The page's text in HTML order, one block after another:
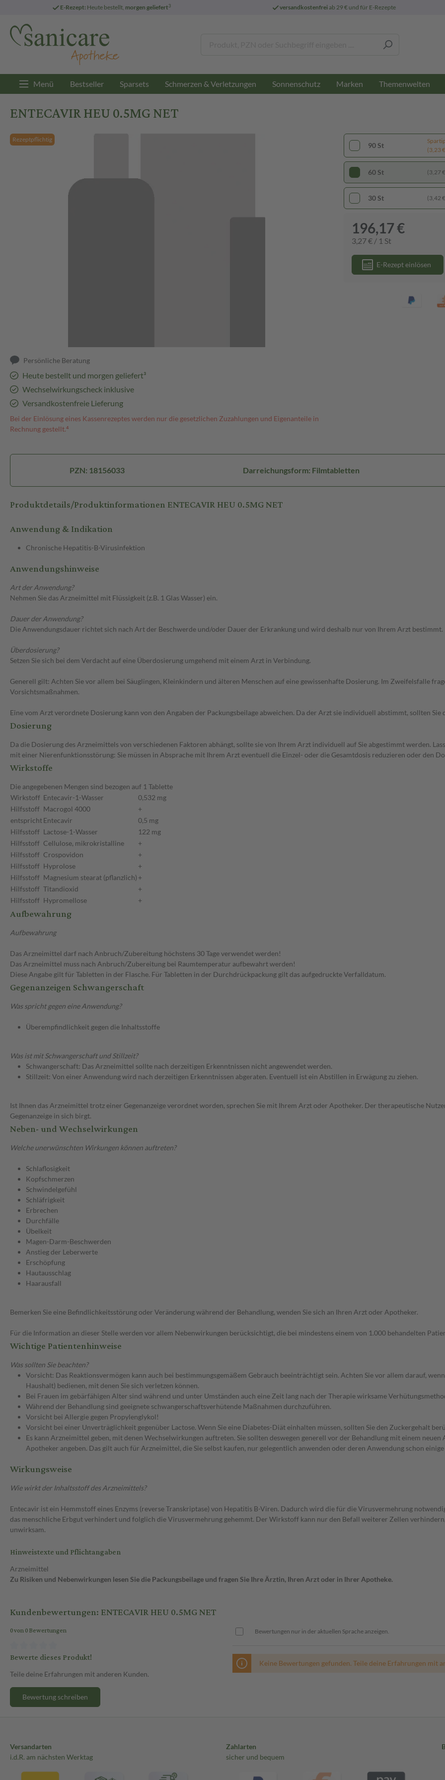
E-Rezept: Heute bestellt, morgen geliefert3 versandkostenfreiab 29 € und für E-Rezepte
Menü Bestseller Sparsets Schmerzen & Verletzungen Sonnenschutz Marken Themenwelten
ENTECAVIR HEU 0.5MG NET
Rezeptpflichtig
Persönliche Beratung
Heute bestellt und morgen geliefert³
Wechselwirkungscheck inklusive
Versandkostenfreie Lieferung
Bei der Einlösung eines Kassenrezeptes werden nur die gesetzlichen Zuzahlungen und Eigenanteile in
Rechnung gestellt.⁴
90 St
(3,23
60 St (3,27
30 St (3,42
196,17 €
3,27 € / 1 St
E-Rezept einlösen
PZN: 18156033 Darreichungsform: Filmtabletten
Produktdetails/Produktinformationen ENTECAVIR HEU 0.5MG NET
Anwendung & Indikation
Chronische Hepatitis-B-Virusinfektion
Anwendungshinweise
Art der Anwendung?
Nehmen Sie das Arzneimittel mit Flüssigkeit (z.B. 1 Glas Wasser) ein.
Dauer der Anwendung?
Die Anwendungsdauer richtet sich nach Art der Beschwerde und/oder Dauer der Erkrankung und wird deshalb nur von Ihrem Arzt bestimmt.
Überdosierung?
Setzen Sie sich bei dem Verdacht auf eine Überdosierung umgehend mit einem Arzt in Verbindung.
Generell gilt: Achten Sie vor allem bei Säuglingen, Kleinkindern und älteren Menschen auf eine gewissenhafte Dosierung. Im Zweifelsfalle
Vorsichtsmaßnahmen.
Eine vom Arzt verordnete Dosierung kann von den Angaben der Packungsbeilage abweichen. Da der Arzt sie individuell abstimmt, sollten
Dosierung
Da die Dosierung des Arzneimittels von verschiedenen Faktoren abhängt, sollte sie von Ihrem Arzt individuell auf Sie abgestimmt werden.
mit einer Nierenfunktionsstörung: Sie müssen in Absprache mit Ihrem Arzt eventuell die Einzel- oder die Gesamtdosis reduzieren oder den
Wirkstoffe
Die angegebenen Mengen sind bezogen auf 1 Tablette
Wirkstoff Entecavir-1-Wasser
0,532 mg
Hilfsstoff Macrogol 4000
+
entsprichtEntecavir
0,5 mg
Hilfsstoff Lactose-1-Wasser
122 mg
Hilfsstoff Cellulose, mikrokristalline
+
Hilfsstoff Crospovidon
+
Hilfsstoff Hyprolose
+
Hilfsstoff Magnesium stearat (pflanzlich) +
Hilfsstoff Titandioxid
+
Hilfsstoff Hypromellose +
Aufbewahrung
Aufbewahrung
Das Arzneimittel darf nach Anbruch/Zubereitung höchstens 30 Tage verwendet werden!
Das Arzneimittel muss nach Anbruch/Zubereitung bei Raumtemperatur aufbewahrt werden!
Diese Angabe gilt für Tabletten in der Flasche. Für Tabletten in der Durchdrückpackung gilt das aufgedruckte Verfalldatum.
Gegenanzeigen Schwangerschaft
Was spricht gegen eine Anwendung?
Überempfindlichkeit gegen die Inhaltsstoffe
Was ist mit Schwangerschaft und Stillzeit?
Schwangerschaft: Das Arzneimittel sollte nach derzeitigen Erkenntnissen nicht angewendet werden.
Stillzeit: Von einer Anwendung wird nach derzeitigen Erkenntnissen abgeraten. Eventuell ist ein Abstillen in Erwägung zu ziehen.
Ist Ihnen das Arzneimittel trotz einer Gegenanzeige verordnet worden, sprechen Sie mit Ihrem Arzt oder Apotheker. Der therapeutische
Gegenanzeige in sich birgt.
Neben- und Wechselwirkungen
Welche unerwünschten Wirkungen können auftreten?
Schlaflosigkeit
Kopfschmerzen
Schwindelgefühl
Schläfrigkeit
Erbrechen
Durchfälle
Übelkeit
Magen-Darm-Beschwerden
Anstieg der Leberwerte
Erschöpfung
Hautausschlag
Haarausfall
Bemerken Sie eine Befindlichkeitsstörung oder Veränderung während der Behandlung, wenden Sie sich an Ihren Arzt oder Apotheker.
Für die Information an dieser Stelle werden vor allem Nebenwirkungen berücksichtigt, die bei mindestens einem von 1.000 behandelten
Wichtige Patientenhinweise
Was sollten Sie beachten?
Vorsicht: Das Reaktionsvermögen kann auch bei bestimmungsgemäßem Gebrauch beeinträchtigt sein. Achten Sie vor allem darauf,
Haushalt) bedienen, mit denen Sie sich verletzen können.
Bei Frauen im gebärfähigen Alter sind während und unter Umständen auch eine Zeit lang nach der Therapie wirksame
Während der Behandlung sind geeignete schwangerschaftsverhütende Maßnahmen durchzuführen.
Vorsicht bei Allergie gegen Propylenglykol!
Vorsicht bei einer Unverträglichkeit gegenüber Lactose. Wenn Sie eine Diabetes-Diät einhalten müssen, sollten Sie den Zuckergehalt
Es kann Arzneimittel geben, mit denen Wechselwirkungen auftreten. Sie sollten deswegen generell vor der Behandlung mit einem
Apotheker angeben. Das gilt auch für Arzneimittel, die Sie selbst kaufen, nur gelegentlich anwenden oder deren Anwendung schon
Wirkungsweise
Wie wirkt der Inhaltsstoff des Arzneimittels?
Entecavir ist ein Hemmstoff eines Enzyms (reverse Transkriptase) von Hepatitis B-Viren. Dadurch wird die für die Virusvermehrung
das menschliche Erbgut verhindert und folglich die Virusvermehrung gehemmt. Der Wirkstoff kann nur den Befall weiterer Zellen
unwirksam.
Hinweistexte und Pflichtangaben
Arzneimittel
Zu Risiken und Nebenwirkungen lesen Sie die Packungsbeilage und fragen Sie Ihre Ärztin, Ihren Arzt oder in Ihrer Apotheke.
Kundenbewertungen: ENTECAVIR HEU 0.5MG NET
0 von 0 Bewertungen
Bewerte dieses Produkt!
Teile deine Erfahrungen mit anderen Kunden.
Bewertung schreiben
Bewertungen nur in der aktuellen Sprache anzeigen.
Keine Bewertungen gefunden. Teile deine Erfahrungen mit
Versandarten
i.d.R. am nächsten Werktag
Zahlarten
sicher und bequem